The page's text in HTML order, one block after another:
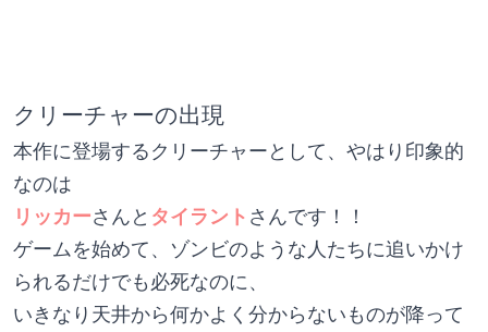
クリーチャーの出現
本作に登場するクリーチャーとして、やはり印象的
なのは
リッカーさんと タイラント さんです！！
ゲームを始めて、ゾンビのような人たちに追いかけ
られるだけでも必死なのに、
いきなり天井から何かよく分からないものが降って